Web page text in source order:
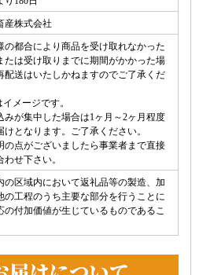
産株式会社
都合により商品を受け取れなかった
たは受け取りまでに期間がかかった場
配送はいたしかねますのでご了承くだ
メージです。
が集中した場合は1ヶ月～2ヶ月程度
けとなります。ご了承ください。
点がございましたら事業者まで直接
わせ下さい。
の区域内において返礼品等の製造、加
の工程のうち主要な部分を行うことに
の付加価値が生じているものであるこ